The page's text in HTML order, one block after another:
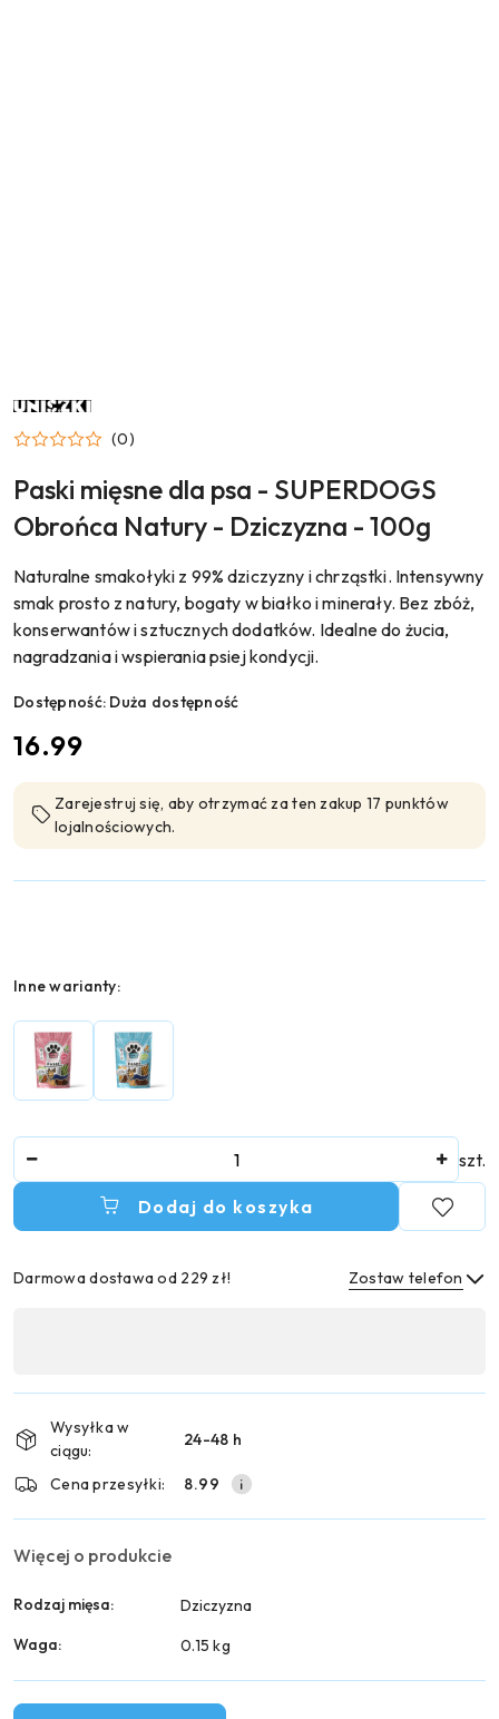
NAZWA
PRODUCENTA:
UNISZKI
(0)
Paski mięsne dla psa - SUPERDOGS
Obrońca Natury - Dziczyzna - 100g
Naturalne smakołyki z 99% dziczyzny i chrząstki. Intensywny
smak prosto z natury, bogaty w białko i minerały. Bez zbóż,
konserwantów i sztucznych dodatków. Idealne do żucia,
nagradzania i wspierania psiej kondycji.
Dostępność: Duża dostępność
cena:
16.99
Zarejestruj się, aby otrzymać za ten zakup 17 punktów
lojalnościowych.
Wariant
Inne warianty:
szt.
Dodaj do koszyka
Darmowa dostawa od 229 zł! Zostaw telefon
płatność
dostawa
Wysyłka w
ciągu:
24-48 h
Cena przesyłki: 8.99
Więcej o produkcie
Rodzaj mięsa:
Dziczyzna
Waga:
0.15 kg